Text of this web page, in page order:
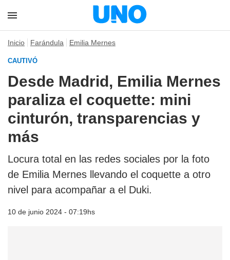
Inicio Farándula Emilia Mernes
CAUTIVÓ
Desde Madrid, Emilia Mernes
paraliza el coquette: mini
cinturón, transparencias y
más
Locura total en las redes sociales por la foto
de Emilia Mernes llevando el coquette a otro
nivel para acompañar a el Duki.
10 de junio 2024 - 07:19hs